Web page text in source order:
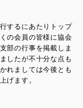
するにあたりトップ
の会員の皆様に協会
部の行事を掲載しま
したが不十分な点も
れましては今後とも
げます。